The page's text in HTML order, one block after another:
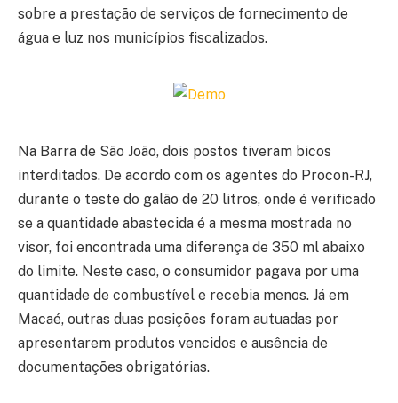
sobre a prestação de serviços de fornecimento de
água e luz nos municípios fiscalizados.
Na Barra de São João, dois postos tiveram bicos
interditados. De acordo com os agentes do Procon-RJ,
durante o teste do galão de 20 litros, onde é verificado
se a quantidade abastecida é a mesma mostrada no
visor, foi encontrada uma diferença de 350 ml abaixo
do limite. Neste caso, o consumidor pagava por uma
quantidade de combustível e recebia menos. Já em
Macaé, outras duas posições foram autuadas por
apresentarem produtos vencidos e ausência de
documentações obrigatórias.